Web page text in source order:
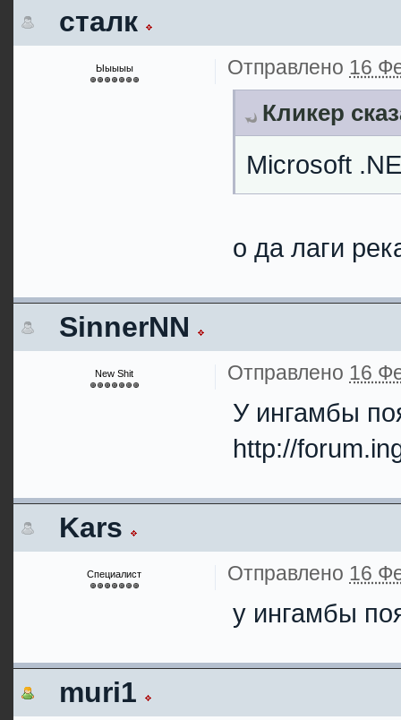
сталк
Ыыыыы Отправлено 16
Кликер
Microsoft
о да лаги
SinnerNN
New Shit Отправлено 16
У ингамбы
http://
Kars
Специалист Отправлено 16
у ингамбы
muri1